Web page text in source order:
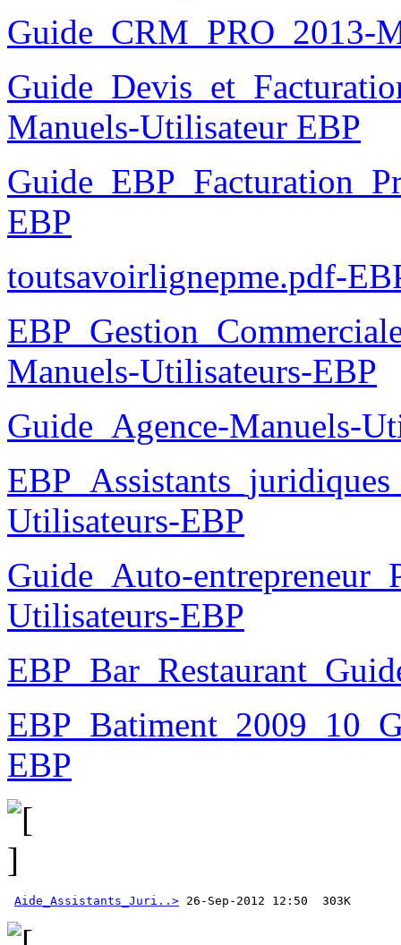
Guide_CRM_PRO_2013-
Manuels-Utilisateur EBP
EBP
toutsavoirlignepme.pdf-
Manuels-Utilisateurs-EBP
Guide_Agence-Manuels-
Utilisateurs-EBP
Guide_Auto-
Utilisateurs-EBP
EBP
Aide_Assistants_Juri..>